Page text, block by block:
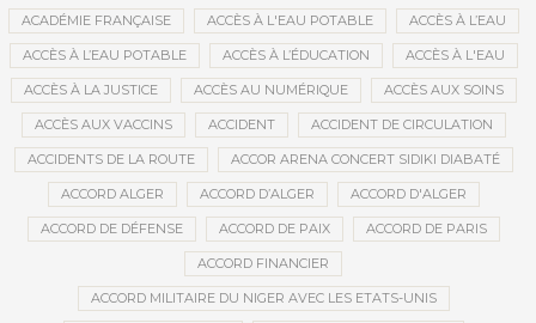
ACADÉMIE FRANÇAISE ACCÈS À L'EAU POTABLE ACCÈS À L’EAU
ACCÈS À L’EAU POTABLE ACCÈS À L’ÉDUCATION ACCÈS À L'EAU
ACCÈS À LA JUSTICE ACCÈS AU NUMÉRIQUE ACCÈS AUX SOINS
ACCÈS AUX VACCINS ACCIDENT ACCIDENT DE CIRCULATION
ACCIDENTS DE LA ROUTE ACCOR ARENA CONCERT SIDIKI DIABATÉ
ACCORD ALGER ACCORD D’ALGER ACCORD D'ALGER
ACCORD DE DÉFENSE ACCORD DE PAIX ACCORD DE PARIS
ACCORD FINANCIER
ACCORD MILITAIRE DU NIGER AVEC LES ETATS-UNIS